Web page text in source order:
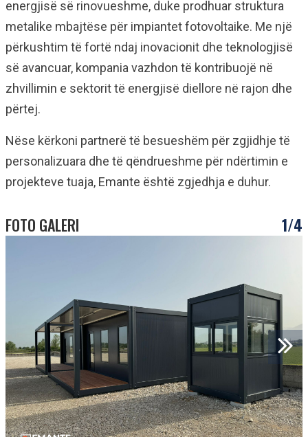
energjisë së rinovueshme, duke prodhuar struktura
metalike mbajtëse për impiantet fotovoltaike. Me një
përkushtim të fortë ndaj inovacionit dhe teknologjisë
së avancuar, kompania vazhdon të kontribuojë në
zhvillimin e sektorit të energjisë diellore në rajon dhe
përtej.
Nëse kërkoni partnerë të besueshëm për zgjidhje të
personalizuara dhe të qëndrueshme për ndërtimin e
projekteve tuaja, Emante është zgjedhja e duhur.
FOTO GALERI 1/4